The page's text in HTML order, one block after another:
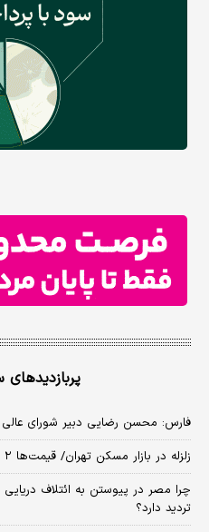
فارس: محسن رضایی دبیر شورای
زلزله در بازار مسکن تهران/ قیمت‌ها ۲ برابر شد، خریدار ناپدید شد
چرا مصر در پیوستن به ائتلاف دریایی
تردید دارد؟